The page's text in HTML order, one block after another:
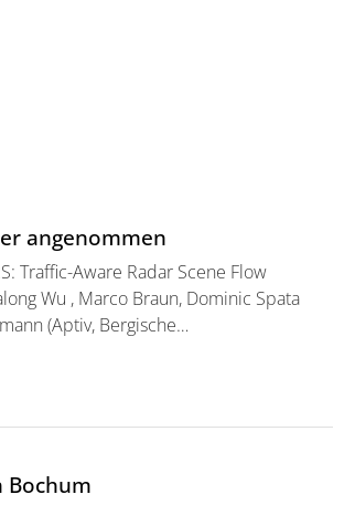
angenommen
Traffic-Aware Radar Scene Flow
Wu , Marco Braun, Dominic Spata
(Aptiv, Bergische…
Bochum